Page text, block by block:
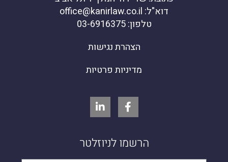
דוא"ל: office@kanirlaw.co.il
טלפון: 03-6916375
הצהרת נגישות
מדיניות פרטיות
הרשמו לניוזלטר